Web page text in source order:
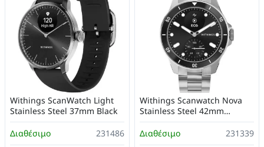
Διαθέσιμο 231486
Withings ScanWatch Light
Stainless Steel 37mm Black
Διαθέσιμο 231339
Withings Scanwatch Nova
Stainless Steel 42mm
Αδιάβροχο με Παλμογράφο
(Black)